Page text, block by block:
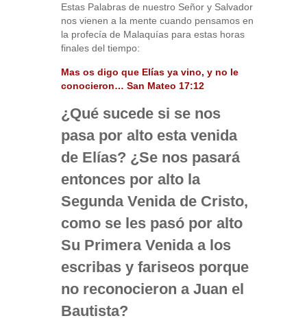
Estas Palabras de nuestro Señor y Salvador
nos vienen a la mente cuando pensamos en
la profecía de Malaquías para estas horas
finales del tiempo:
Mas os digo que Elías ya vino, y no le
conocieron… San Mateo 17:12
¿Qué sucede si se nos
pasa por alto esta venida
de Elías? ¿Se nos pasará
entonces por alto la
Segunda Venida de Cristo,
como se les pasó por alto
Su Primera Venida a los
escribas y fariseos porque
no reconocieron a Juan el
Bautista?